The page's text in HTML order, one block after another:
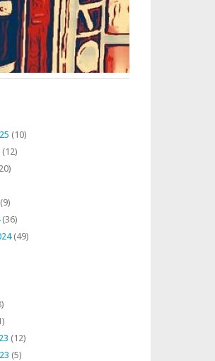
(10)
(12)
(9)
(36)
(49)
(12)
(5)